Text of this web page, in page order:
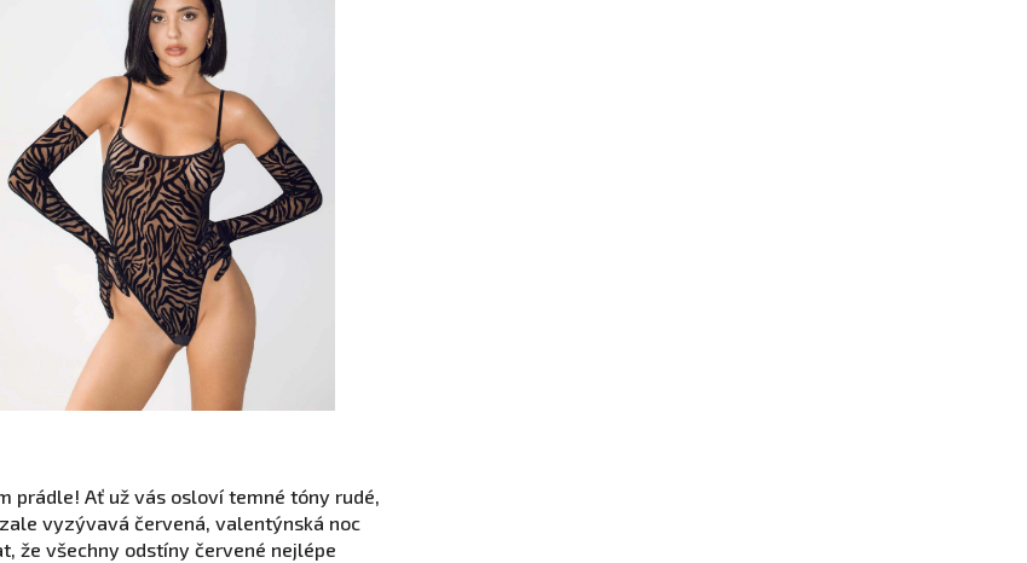
prádle! Ať už vás osloví temné tóny rudé,
vyzývavá červená, valentýnská noc
že všechny odstíny červené nejlépe